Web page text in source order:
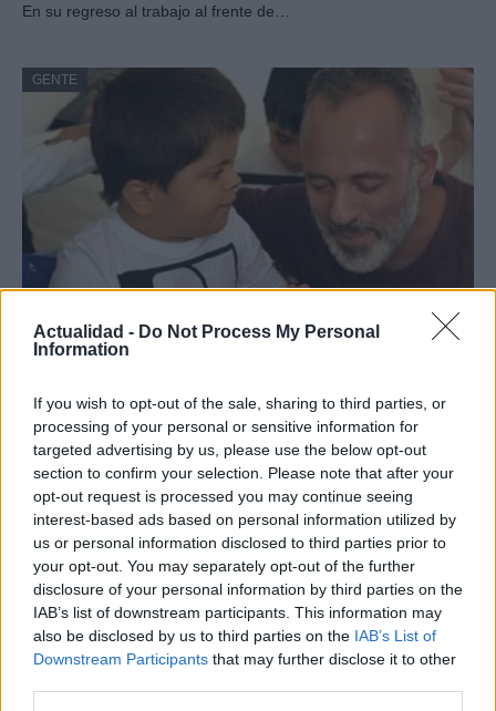
Actualidad - Do Not Process My Personal
Information
If you wish to opt-out of the sale, sharing to third parties, or
processing of your personal or sensitive information for
targeted advertising by us, please use the below opt-out
section to confirm your selection. Please note that after your
opt-out request is processed you may continue seeing
interest-based ads based on personal information utilized by
us or personal information disclosed to third parties prior to
your opt-out. You may separately opt-out of the further
disclosure of your personal information by third parties on the
IAB’s list of downstream participants. This information may
also be disclosed by us to third parties on the IAB’s List of
Downstream Participants that may further disclose it to other
En su regreso al trabajo al frente de…
GENTE
Hijo de Javier Gutiérrez: un campeón con
El hijo del actor Javier Gutiérrez, es Mateo,…